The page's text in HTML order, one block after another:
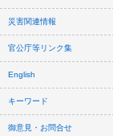
災害関連情報
官公庁等リンク集
English
キーワード
御意見・お問合せ